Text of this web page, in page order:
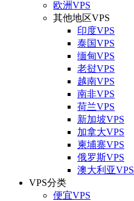
欧洲VPS
其他地区VPS
印度VPS
泰国VPS
缅甸VPS
老挝VPS
越南VPS
南非VPS
荷兰VPS
新加坡VPS
加拿大VPS
柬埔寨VPS
俄罗斯VPS
澳大利亚VPS
VPS分类
便宜VPS